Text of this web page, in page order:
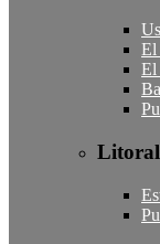
El
El
Litoral